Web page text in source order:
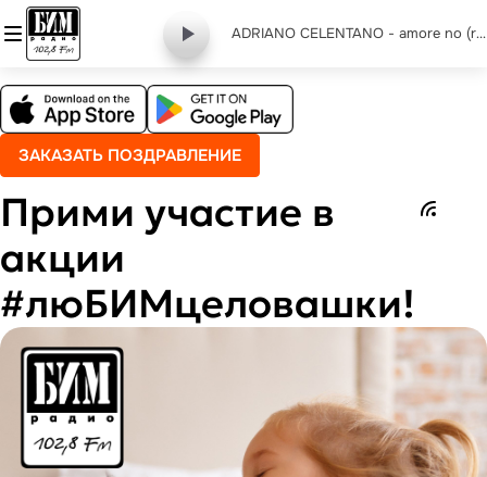
ADRIANO CELENTANO - amore no (remix)
ЗАКАЗАТЬ ПОЗДРАВЛЕНИЕ
Прими участие в
акции
#люБИМцеловашки!